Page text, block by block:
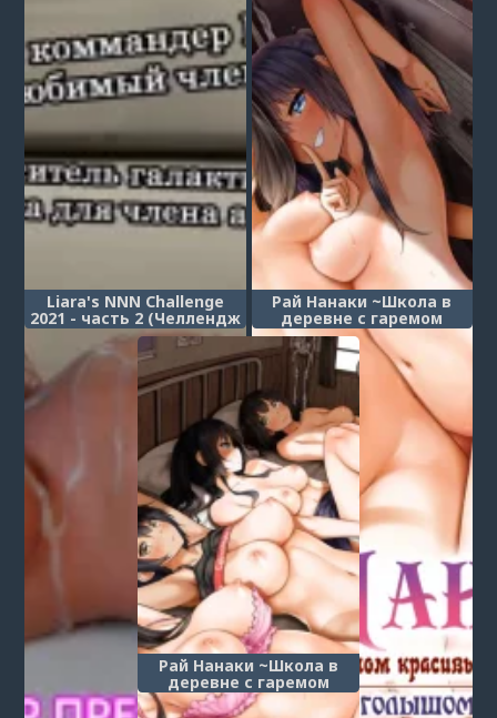
Liara's NNN Challenge
2021 - часть 2 (Челлендж
ННН Лиары)
Рай Нанаки ~Школа в
деревне с гаремом
красивых девушек♥~ -
Глава 3 (Nanaka's
Paradise - Hide and Seek)
Рай Нанаки ~Школа в
деревне с гаремом
красивых девушек♥~ -